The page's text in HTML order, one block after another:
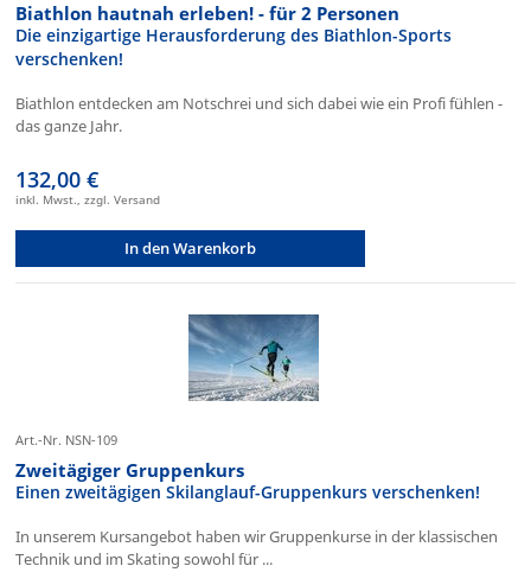
Biathlon hautnah erleben! - für 2 Personen
Die einzigartige Herausforderung des Biathlon-Sports
verschenken!
Biathlon entdecken am Notschrei und sich dabei wie ein Profi fühlen -
das ganze Jahr.
132,00 €
inkl. Mwst., zzgl. Versand
In den Warenkorb
Art.-Nr. NSN-109
Zweitägiger Gruppenkurs
Einen zweitägigen Skilanglauf-Gruppenkurs verschenken!
In unserem Kursangebot haben wir Gruppenkurse in der klassischen
Technik und im Skating sowohl für ...